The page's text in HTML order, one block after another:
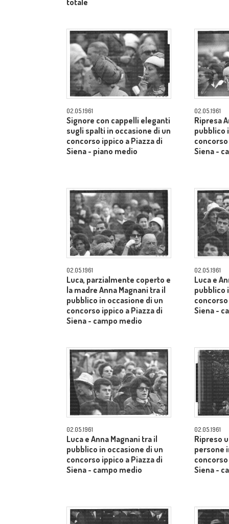
totale
02.05.1961
Signore con cappelli eleganti
sugli spalti in occasione di un
concorso ippico a Piazza di
Siena - piano medio
02.05.1961
Ripresa
pubblico
Siena -
02.05.1961
Luca, parzialmente coperto e
la madre Anna Magnani tra il
pubblico in occasione di un
concorso ippico a Piazza di
Siena - campo medio
02.05.1961
Luca e
pubblico
Siena -
02.05.1961
Luca e Anna Magnani tra il
pubblico in occasione di un
concorso ippico a Piazza di
Siena - campo medio
02.05.1961
Ripreso
persone
Siena -